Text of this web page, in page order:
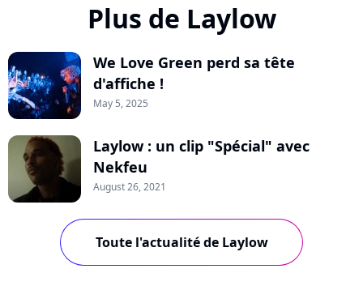
Plus de Laylow
We Love Green perd sa tête
d'affiche !
May 5, 2025
Laylow : un clip "Spécial" avec
Nekfeu
August 26, 2021
Toute l'actualité de Laylow